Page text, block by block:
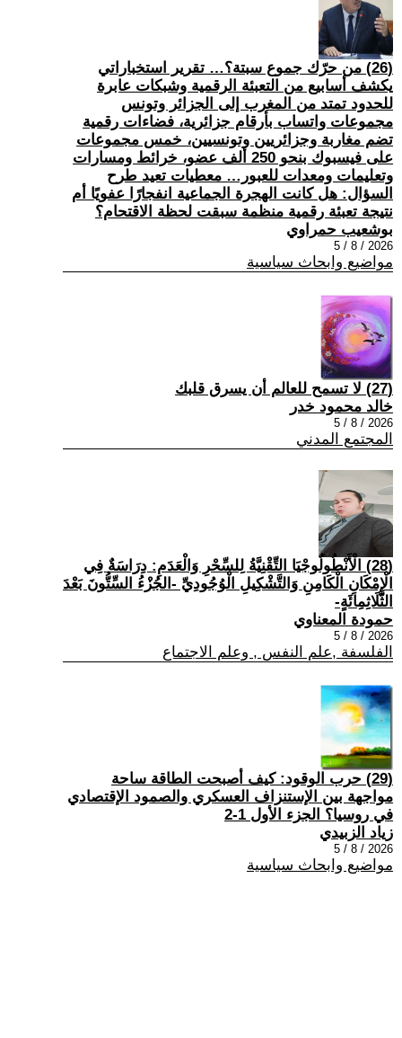
(26) من حرّك جموع سبتة؟… تقرير استخباراتي
يكشف أسابيع من التعبئة الرقمية وشبكات عابرة
للحدود تمتد من المغرب إلى الجزائر وتونس
مجموعات واتساب بأرقام جزائرية، فضاءات رقمية
تضم مغاربة وجزائريين وتونسيين، خمس مجموعات
على فيسبوك بنحو 250 ألف عضو، خرائط ومسارات
وتعليمات ومعدات للعبور… معطيات تعيد طرح
السؤال: هل كانت الهجرة الجماعية انفجارًا عفويًا أم
نتيجة تعبئة رقمية منظمة سبقت لحظة الاقتحام؟
بوشعيب حمراوي
2026 / 8 / 5
مواضيع وابحاث سياسية
(27) لا تسمح للعالم أن يسرق قلبك
خالد محمود خدر
2026 / 8 / 5
المجتمع المدني
(28) الْأَنْطُولُوجْيَا التِّقْنِيَّةُ لِلسِّحْرِ وَالْعَدَمِ: دِرَاسَةٌ فِي
الْإِمْكَانِ الْكَامِنِ وَالتَّشْكِيلِ الْوُجُودِيِّ -الجُزْءُ السِّتُّونَ بَعْدَ
الثَّلَاثِمِائَةٍ-
حمودة المعناوي
2026 / 8 / 5
الفلسفة ,علم النفس , وعلم الاجتماع
(29) حرب الوقود: كيف أصبحت الطاقة ساحة
مواجهة بين الإستنزاف العسكري والصمود الإقتصادي
في روسيا؟ الجزء الأول 1-2
زياد الزبيدي
2026 / 8 / 5
مواضيع وابحاث سياسية